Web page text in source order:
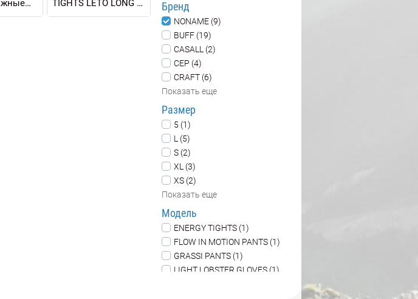
TIGHTS LETO LONG W
женские
Бренд
NONAME (9)
BUFF (19)
CASALL (2)
CEP (4)
CRAFT (6)
Показать еще
Размер
5 (1)
L (5)
S (2)
XL (3)
XS (2)
Показать еще
Модель
ENERGY TIGHTS (1)
FLOW IN MOTION PANTS (1)
GRASSI PANTS (1)
LIGHT LOBSTER GLOVES (1)